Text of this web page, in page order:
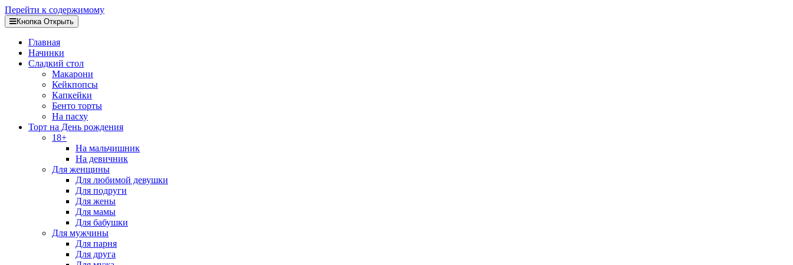
Перейти к содержимому
Кнопка Открыть
Главная
Начинки
Сладкий стол
Макарони
Кейкпопсы
Капкейки
Бенто торты
На пасху
Торт на День рождения
18+
На мальчишник
На девичник
Для женщины
Для любимой девушки
Для подруги
Для жены
Для мамы
Для бабушки
Для мужчины
Для парня
Для друга